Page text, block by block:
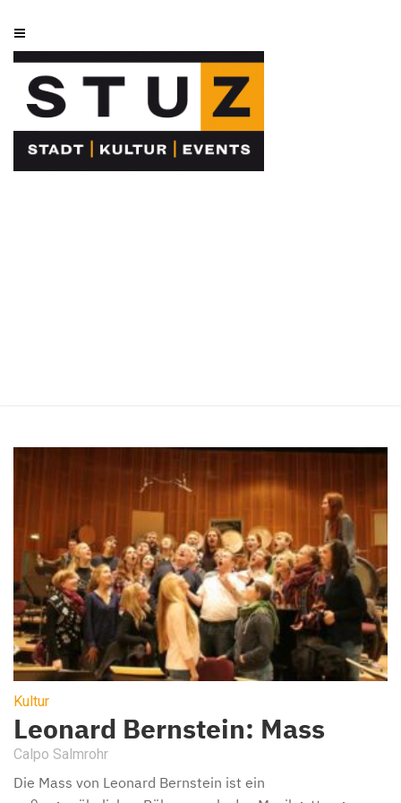
Kultur
Leonard Bernstein: Mass
Calpo Salmrohr
Die Mass von Leonard Bernstein ist ein